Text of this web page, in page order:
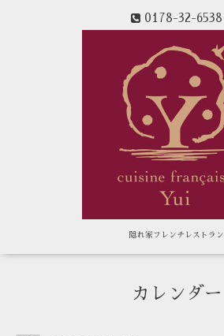
0178-32-6538
隠れ家フレンチレストラン
カレンダー